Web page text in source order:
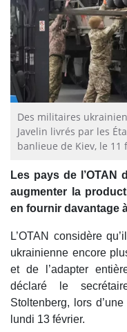
Des militaires
Javelin livrés par les
banlieue de Kiev, le 11
Les pays de l’OTAN
augmenter la
en fournir davantage
L’OTAN considère
ukrainienne encore
et de l’adapter
déclaré le
Stoltenberg, lors
lundi 13 février.